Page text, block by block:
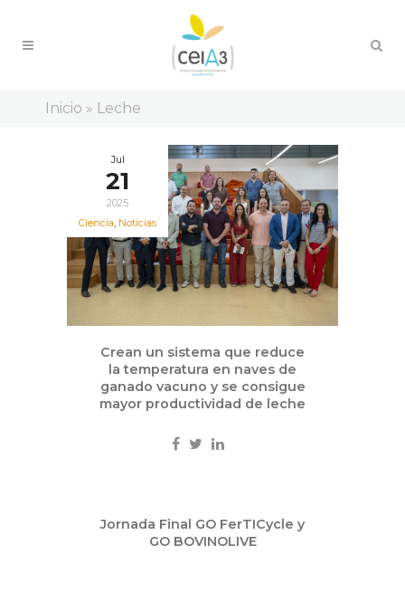
Inicio » Leche
Jul
21
2025
Ciencia, Noticias
Crean un sistema que reduce
la temperatura en naves de
ganado vacuno y se consigue
mayor productividad de leche
07Jornada Final GO FerTICycle y
GO BOVINOLIVE